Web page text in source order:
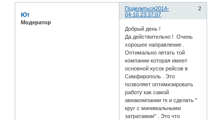
Поделиться 2
2014-
04-10 23:37:07
Ют
Модератор
Добрый день !
Да действительно ! Очень
хорошее направление .
Оптимально летать той
компании которая имеет
основной кусок рейсов в
Симфирополь . Это
позволяет оптимизировать
работу как самой
авиакомпании тк и сделать "
круг с минимальными
затратамии" . Это что